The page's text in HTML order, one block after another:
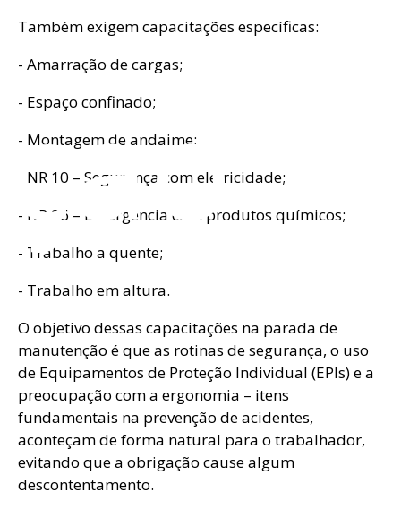
Também exigem capacitações específicas:
- Amarração de cargas;
- Espaço confinado;
- Montagem de andaime;
- NR 10 – Segurança com eletricidade;
- NR 26 – Emergência com produtos químicos;
- Trabalho a quente;
- Trabalho em altura.
O objetivo dessas capacitações na parada de
manutenção é que as rotinas de segurança, o uso
de Equipamentos de Proteção Individual (EPIs) e a
preocupação com a ergonomia – itens
fundamentais na prevenção de acidentes,
aconteçam de forma natural para o trabalhador,
evitando que a obrigação cause algum
descontentamento.